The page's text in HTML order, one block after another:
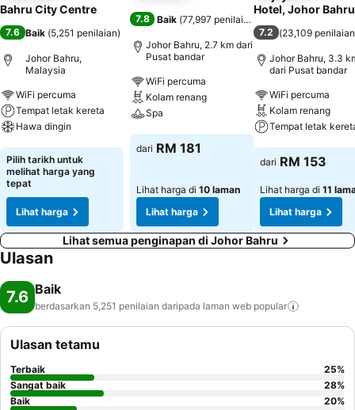
Bahru City Centre
7.6 Baik (5,251 penilaian)
Johor Bahru,
Malaysia
WiFi percuma
Tempat letak kereta
Hawa dingin
Lihat harga
Pilih tarikh untuk
melihat harga yang
tepat
Lihat harga
7.8 Baik (77,997 penilaian
Johor Bahru, 2.7 km dari
Pusat bandar
WiFi percuma
Kolam renang
Spa
Lihat harga
dari RM 181
Lihat harga di 10 laman
Lihat harga
Hotel, Johor Bahru
7.2 (23,109 penilaian
Johor Bahru, 3.3
dari Pusat bandar
WiFi percuma
Kolam renang
Tempat letak
Lihat harga
dari RM 153
Lihat harga di 11
Lihat harga
Lihat semua penginapan di Johor Bahru
Ulasan
7.6 Baik
berdasarkan 5,251 penilaian daripada laman web popular
Ulasan tetamu
Terbaik 25%
Sangat baik
28%
Baik
20%